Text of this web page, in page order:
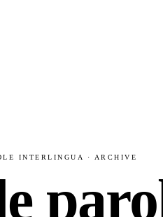
INTERLINGUA · ARCHIVE